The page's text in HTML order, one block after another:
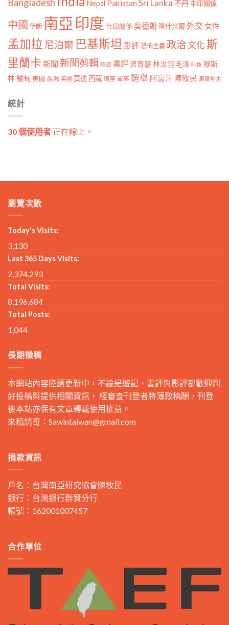
Bangladesh Nepal Pakistan Sri Lanka 不丹 中印關係
中國 伊朗 南亞印度 台印關係 吳德朗 喀什米爾外交 女性
孟加拉 尼泊爾 巴基斯坦 影評 恐怖主義 政治文化斯
里蘭卡 新聞 新聞剪輯 旅遊 書評 曾育慧 林汝羽 毛派 科技 穆斯
林 緬甸 美國 能源 英國 莫迪 西藏 講座 軍事 選舉 阿富汗 陳牧民 馬爾地夫
統計
30 個使用者 正在線上。
瀏覽次數
Today's Visits:
3,130
Last 365 Days Visits:
2,374,293
Total Visits:
8,196,684
Total Posts:
1,044
長期徵稿
本網站內容陸續更新中，不論是遊記、書評與影評都歡迎同
好投稿與提供相關資訊， 經審查刊登者將薄致稿酬，刊登
後本站亦保有文章轉載使用權益。
來稿請寄： Sawintaiwan@gmail.com
捐款資訊
戶名：台灣南亞研究協會陳牧民
銀行：台灣銀行群賢分行
帳號：162001007457
合作單位